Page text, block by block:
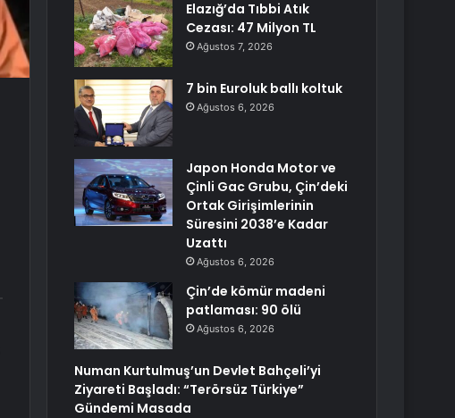
Elazığ’da Tıbbi Atık
Cezası: 47 Milyon TL
Ağustos 7, 2026
7 bin Euroluk ballı koltuk
Ağustos 6, 2026
Japon Honda Motor ve
Çinli Gac Grubu, Çin’deki
Ortak Girişimlerinin
Süresini 2038’e Kadar
Uzattı
Ağustos 6, 2026
Çin’de kömür madeni
patlaması: 90 ölü
Ağustos 6, 2026
Numan Kurtulmuş’un Devlet Bahçeli’yi
Ziyareti Başladı: “Terörsüz Türkiye”
Gündemi Masada